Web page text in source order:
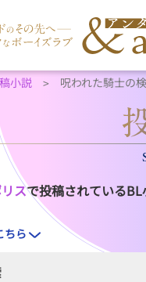
小説 呪われた騎士の
スで投稿されているBL
ちら